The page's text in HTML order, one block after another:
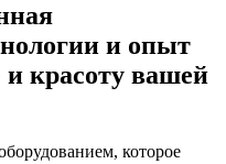
и опыт
и красоту вашей
которое